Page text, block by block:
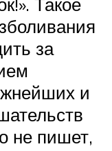
за
и
не пишет,